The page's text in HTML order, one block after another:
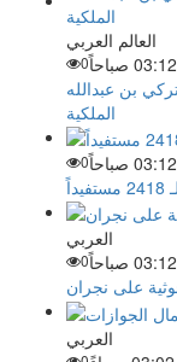
العالم العربي
0
بن عبدالله
الملكية
0
العربي
0
العربي